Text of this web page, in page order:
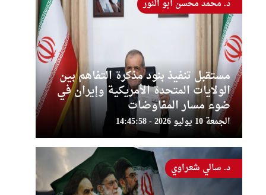
مستقبل تنفيذ بنود مذكرة التفاهم بين
الولايات المتحدة الأمريكية وإيران في
ضوء مسار المفاوضات
الجمعة 10 يوليو 2026 - 14:45:58
د. محمد محسن أبو النور
د. سالي شعراوي